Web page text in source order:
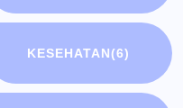
KESEHATAN(6)